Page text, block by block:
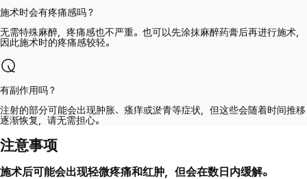
施术时会有疼痛感吗？
无需特殊麻醉，疼痛感也不严重。也可以先涂抹麻醉药膏后再进行施术，
因此施术时的疼痛感较轻。
有副作用吗？
注射的部分可能会出现肿胀、瘙痒或淤青等症状，但这些会随着时间推移
逐渐恢复，请无需担心。
注意事项
施术后可能会出现轻微疼痛和红肿，但会在数日内缓解。